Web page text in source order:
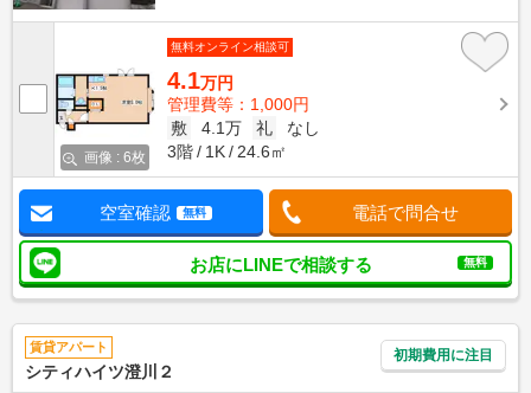
画像 : 6枚
無料オンライン相談可
4.1万円
管理費等：1,000円
敷
4.1万 礼
なし
3階
1K 24.6㎡
空室確認 無料 電話で問合せ
お店にLINEで相談する 無料
賃貸アパート
シティハイツ澄川２
初期費用に注目